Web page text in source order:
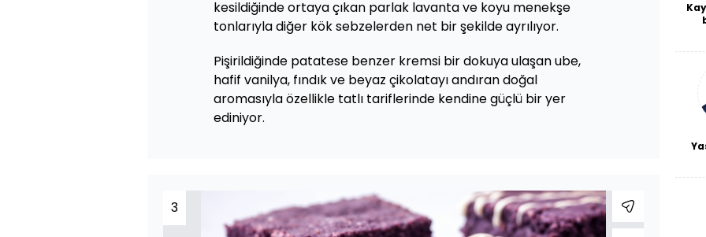
kesildiğinde ortaya çıkan parlak lavanta ve koyu menekşe
tonlarıyla diğer kök sebzelerden net bir şekilde ayrılıyor.
Pişirildiğinde patatese benzer kremsi bir dokuya ulaşan ube,
hafif vanilya, fındık ve beyaz çikolatayı andıran doğal
aromasıyla özellikle tatlı tariflerinde kendine güçlü bir yer
ediniyor.
3